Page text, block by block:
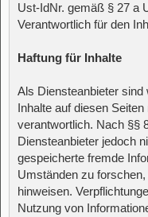
Ust-IdNr. gemäß § 27 a
Verantwortlich für den
Haftung für Inhalte
Als Diensteanbieter
Inhalte auf diesen
verantwortlich. Nach §§
Diensteanbieter jedoch
gespeicherte fremde
Umständen zu
hinweisen.
Nutzung von